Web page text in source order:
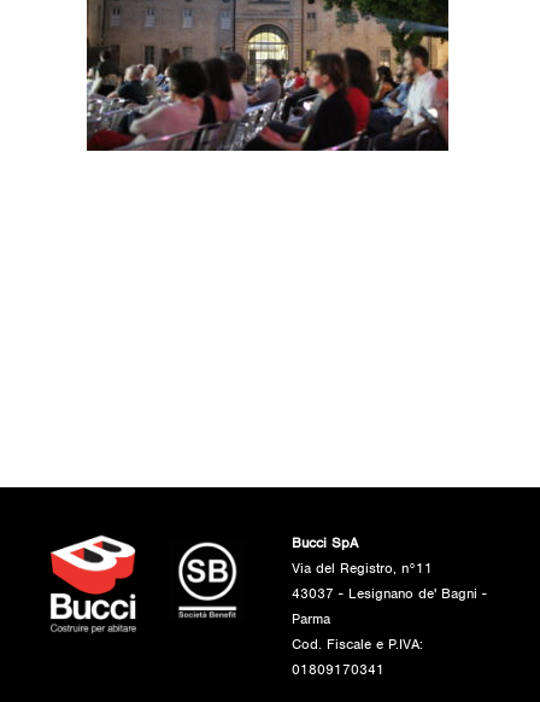
RICERCA
Bucci SpA
Via del Registro, n°11
43037 - Lesignano de' Bagni -
Parma
Cod. Fiscale e P.IVA:
01809170341